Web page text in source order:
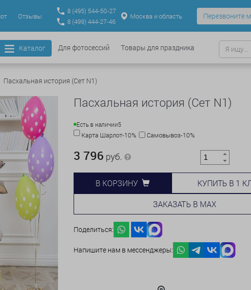
Отзывы
8 (495) 544-50-27
8 (499) 444-27-46
Москва и область Перезвоните
Каталог Для фотосессий Товары для праздника
Пасхальная история (Сет N1)
Пасхальная история (Сет N1)
Есть в наличии5
Карта Шарлот-10% Самовывоз-10%
3 796 руб.
В КОРЗИНУ КУПИТЬ В 1
ЗАКАЗАТЬ В MAX
Поделиться:
Напишите нам в мессенджеры: